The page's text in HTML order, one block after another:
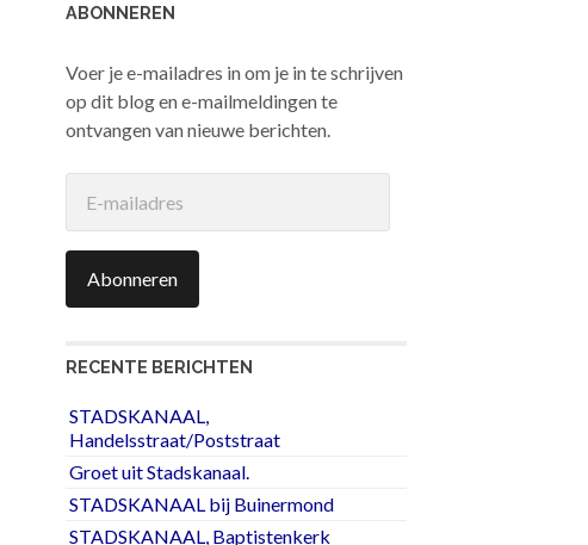
ABONNEREN
Voer je e-mailadres in om je in te schrijven
op dit blog en e-mailmeldingen te
ontvangen van nieuwe berichten.
mailadres
Abonneren
RECENTE BERICHTEN
STADSKANAAL,
Handelsstraat/Poststraat
Groet uit Stadskanaal.
STADSKANAAL bij Buinermond
STADSKANAAL, Baptistenkerk